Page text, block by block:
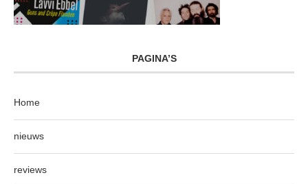
PAGINA’S
Home
nieuws
reviews